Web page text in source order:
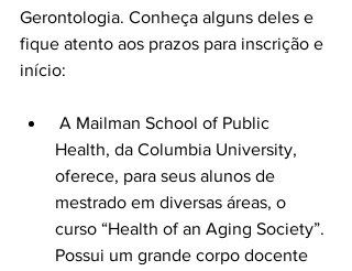
Gerontologia. Conheça alguns deles e
fique atento aos prazos para inscrição e
A Mailman School of Public
Health, da Columbia University,
oferece, para seus alunos de
mestrado em diversas áreas, o
curso “Health of an Aging Society”.
Possui um grande corpo docente